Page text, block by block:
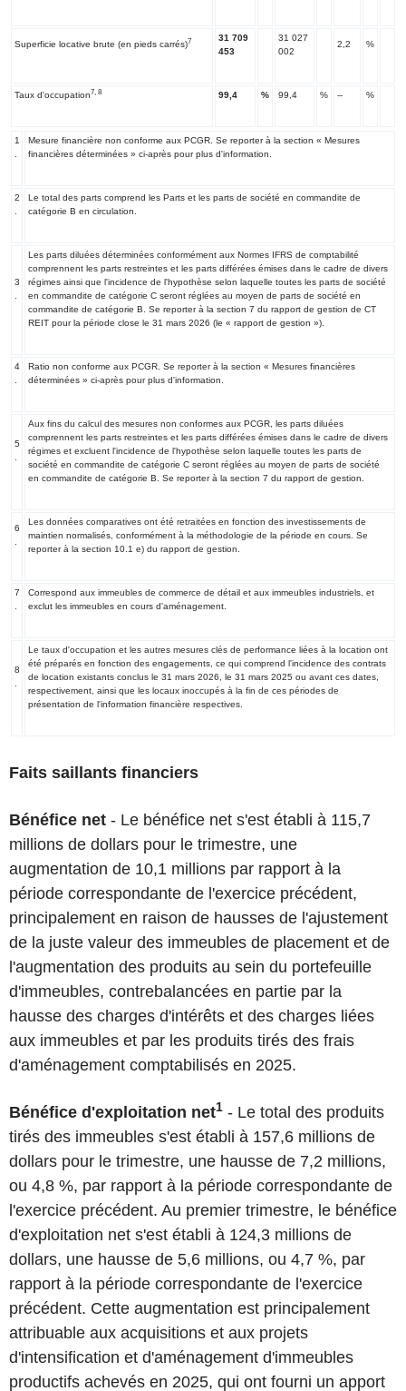
Superficie locative brute (en pieds carrés)7 31 709
453
31 027
002
2,2 %
Taux d'occupation7, 8 99,4 % 99,4 % -- %
1
Mesure financière non conforme aux PCGR. Se reporter à la section « Mesures
financières déterminées » ci-après pour plus d'information.
2
Le total des parts comprend les Parts et les parts de société en commandite de
catégorie B en circulation.
3
Les parts diluées déterminées conformément aux Normes IFRS de comptabilité
comprennent les parts restreintes et les parts différées émises dans le cadre de divers
régimes ainsi que l'incidence de l'hypothèse selon laquelle toutes les parts de société
en commandite de catégorie C seront réglées au moyen de parts de société en
commandite de catégorie B. Se reporter à la section 7 du rapport de gestion de CT
REIT pour la période close le 31 mars 2026 (le « rapport de gestion »).
4
Ratio non conforme aux PCGR. Se reporter à la section « Mesures financières
déterminées » ci-après pour plus d'information.
5
Aux fins du calcul des mesures non conformes aux PCGR, les parts diluées
comprennent les parts restreintes et les parts différées émises dans le cadre de divers
régimes et excluent l'incidence de l'hypothèse selon laquelle toutes les parts de
société en commandite de catégorie C seront réglées au moyen de parts de société
en commandite de catégorie B. Se reporter à la section 7 du rapport de gestion.
6
Les données comparatives ont été retraitées en fonction des investissements de
maintien normalisés, conformément à la méthodologie de la période en cours. Se
reporter à la section 10.1 e) du rapport de gestion.
7
Correspond aux immeubles de commerce de détail et aux immeubles industriels, et
exclut les immeubles en cours d'aménagement.
8
Le taux d'occupation et les autres mesures clés de performance liées à la location ont
été préparés en fonction des engagements, ce qui comprend l'incidence des contrats
de location existants conclus le 31 mars 2026, le 31 mars 2025 ou avant ces dates,
respectivement, ainsi que les locaux inoccupés à la fin de ces périodes de
présentation de l'information financière respectives.
Faits saillants financiers
Bénéfice net - Le bénéfice net s'est établi à 115,7
millions de dollars pour le trimestre, une
augmentation de 10,1 millions par rapport à la
période correspondante de l'exercice précédent,
principalement en raison de hausses de l'ajustement
de la juste valeur des immeubles de placement et de
l'augmentation des produits au sein du portefeuille
d'immeubles, contrebalancées en partie par la
hausse des charges d'intérêts et des charges liées
aux immeubles et par les produits tirés des frais
d'aménagement comptabilisés en 2025.
Bénéfice d'exploitation net1 - Le total des produits
tirés des immeubles s'est établi à 157,6 millions de
dollars pour le trimestre, une hausse de 7,2 millions,
ou 4,8 %, par rapport à la période correspondante de
l'exercice précédent. Au premier trimestre, le bénéfice
d'exploitation net s'est établi à 124,3 millions de
dollars, une hausse de 5,6 millions, ou 4,7 %, par
rapport à la période correspondante de l'exercice
précédent. Cette augmentation est principalement
attribuable aux acquisitions et aux projets
d'intensification et d'aménagement d'immeubles
productifs achevés en 2025, qui ont fourni un apport